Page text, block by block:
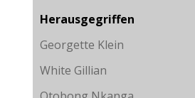
Herausgegriffen
Georgette Klein
White Gillian